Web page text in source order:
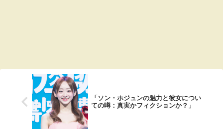
「ソン・ホジュンの魅力と彼女につい
ての噂：真実かフィクションか？」